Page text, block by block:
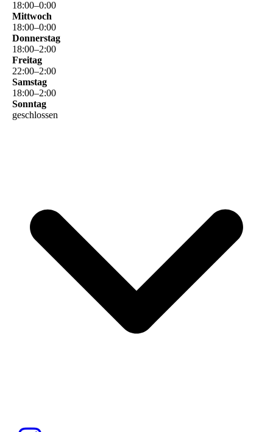
18:00–0:00
Mittwoch
18:00–0:00
Donnerstag
18:00–2:00
Freitag
22:00–2:00
Samstag
18:00–2:00
Sonntag
geschlossen